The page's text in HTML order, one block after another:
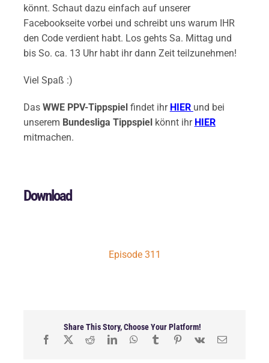
könnt. Schaut dazu einfach auf unserer
Facebookseite vorbei und schreibt uns warum IHR
den Code verdient habt. Los gehts Sa. Mittag und
bis So. ca. 13 Uhr habt ihr dann Zeit teilzunehmen!
Viel Spaß :)
Das WWE PPV-Tippspiel findet ihr HIER und bei
unserem Bundesliga Tippspiel könnt ihr HIER
mitmachen.
Download
Episode 311
Share This Story, Choose Your Platform!